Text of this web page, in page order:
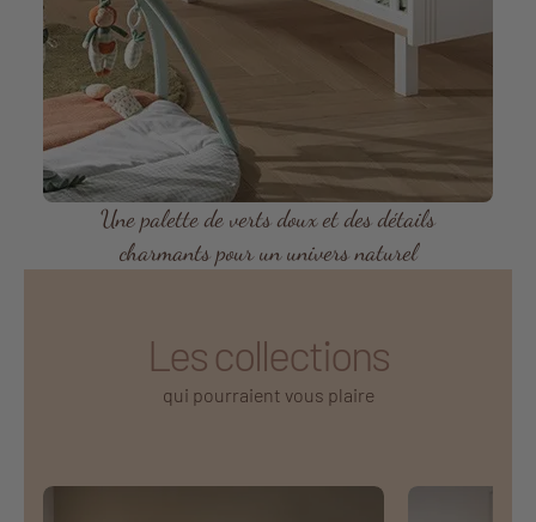
Une palette de verts doux et des détails
charmants pour un univers naturel
Les collections
qui pourraient vous plaire